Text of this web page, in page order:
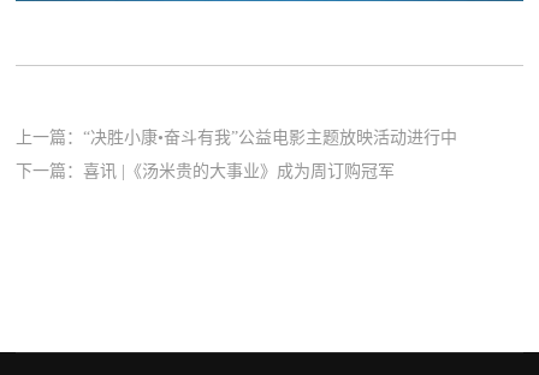
上一篇： “决胜小康•奋斗有我”公益电影主题放映活动进行中
下一篇：喜讯 |《汤米贵的大事业》成为周订购冠军